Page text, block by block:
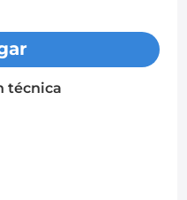
técnica